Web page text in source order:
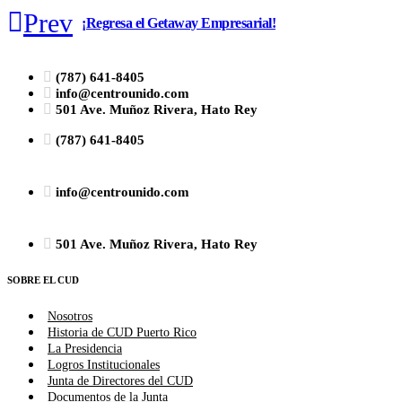
Prev ¡Regresa el Getaway Empresarial!
(787) 641-8405
info@centrounido.com
501 Ave. Muñoz Rivera, Hato Rey
(787) 641-8405
info@centrounido.com
501 Ave. Muñoz Rivera, Hato Rey
SOBRE EL CUD
Nosotros
Historia de CUD Puerto Rico
La Presidencia
Logros Institucionales
Junta de Directores del CUD
Documentos de la Junta